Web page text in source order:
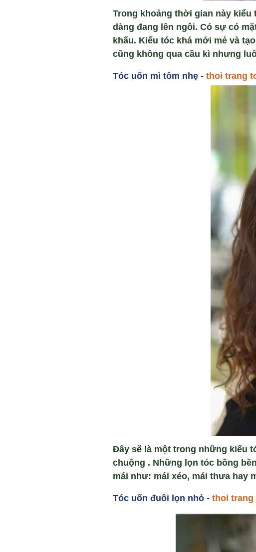
Trong khoảng thời gian này kiểu
dàng đang lên ngôi. Có sự có
khấu. Kiểu tóc khá mới mẻ và
cũng không qua cầu kì nhưng
Tóc uốn mì tôm nhẹ - thoi trang
Đây sẽ là một trong những kiểu
chuộng . Những lọn tóc bồng
mái như: mái xéo, mái thưa hay
Tóc uốn đuôi l ọn nhỏ - thoi trang